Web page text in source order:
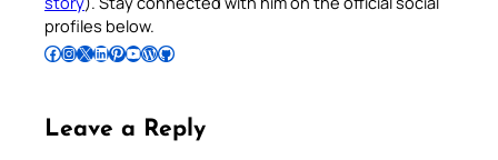
profiles below.
Follow Pradeep on Facebook Follow Pradeep on InstagramFollow Pradeep on X Follow Pradeep on LinkedIn Follow Pradeep on Pinterest Subscribe to Pradeep’s Youtube Channel Follow Pradeep on WordPress Follow Pradeep on GitHub
Leave a Reply